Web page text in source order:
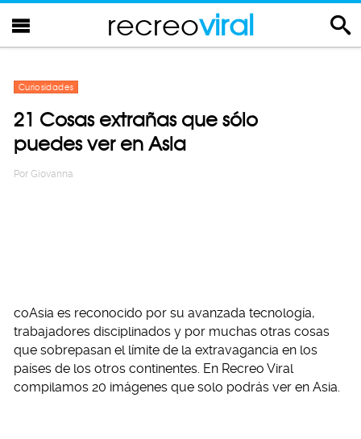
recreoviral
Curiosidades
21 Cosas extrañas que sólo
puedes ver en Asia
Por Giovanna
coAsia es reconocido por su avanzada tecnología,
trabajadores disciplinados y por muchas otras cosas
que sobrepasan el límite de la extravagancia en los
países de los otros continentes. En Recreo Viral
compilamos 20 imágenes que solo podrás ver en Asia.